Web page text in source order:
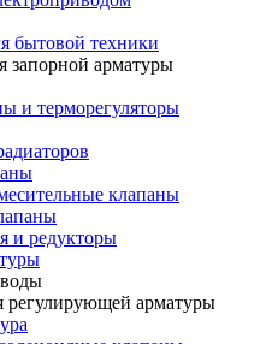
бытовой техники
запорной арматуры
и терморегуляторы
клапаны
и редукторы
воды
арматуры